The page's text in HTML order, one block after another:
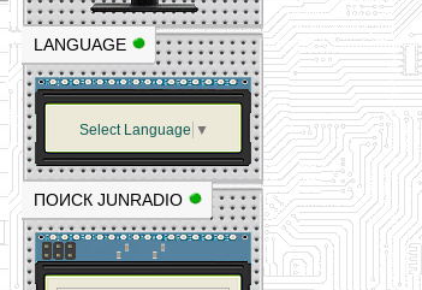
LANGUAGE
Select Language ▼
ПОИСК JUNRADIO